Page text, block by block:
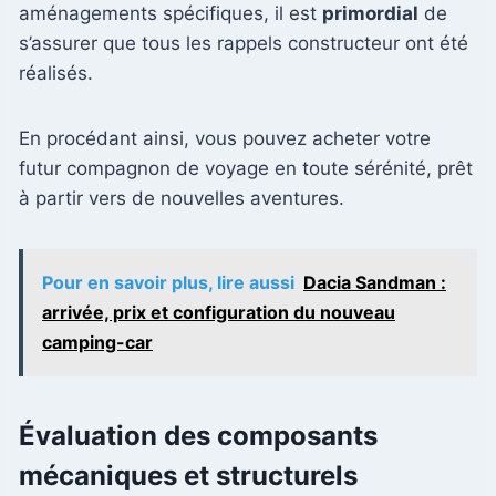
aménagements spécifiques, il est primordial de
s’assurer que tous les rappels constructeur ont été
réalisés.
En procédant ainsi, vous pouvez acheter votre
futur compagnon de voyage en toute sérénité, prêt
à partir vers de nouvelles aventures.
Pour en savoir plus, lire aussi Dacia Sandman :
arrivée, prix et configuration du nouveau
camping-car
Évaluation des composants
mécaniques et structurels